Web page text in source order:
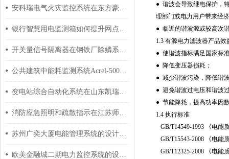
安科瑞电气火灾监控系统在东方豪园项目中的应用
银行智慧用电监测箱如何提升网点的用电安全等级？
开关量信号隔离器在钢铁厂除鳞系统的应用 安科瑞 许敏
公共建筑中能耗监测系统Acrel-5000的方案介绍
变电站综合自动化系统在山东凯瑞英材料科技有限公司的应用
消防应急照明和疏散指示在江苏师范科文学院的应用
苏州广奕大厦电能管理系统的设计与应用
欧美金融城二期电力监控系统的设计与应用
● 谐波会导致继电保护，
理部门或电力用户带来经
● 临近的谐波源或较高次
1.3 有源电力滤波器产品效
● 使谐波指标满足国家标
● 降低变压器损耗；
● 减少谐波污染，降低谐
● 避免谐波过电压和谐波
● 节能降耗，提高功率因
1.4 执行标准
GB/T14549-1993 《电能
GB/T15543-2008 《电能
GB/T12325-2008 《电能